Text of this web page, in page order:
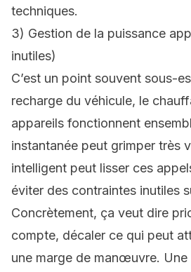
techniques.
3) Gestion de la puissance
inutiles)
C’est un point souvent sous-
recharge du véhicule, le
appareils fonctionnent
instantanée peut grimper très
intelligent peut lisser ces
éviter des contraintes inutiles
Concrètement, ça veut dire
compte, décaler ce qui peut
une marge de manœuvre.